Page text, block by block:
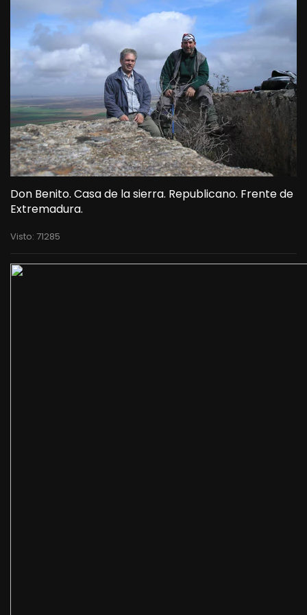
Don Benito. Casa de la sierra. Republicano. Frente de
Extremadura.
Visto: 71285